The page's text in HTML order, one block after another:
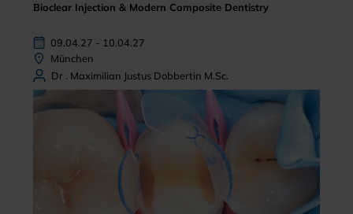
Bioclear Injection & Modern Composite Dentistry
09.04.27 - 10.04.27
München
Dr . Maximilian Justus Dobbertin M.Sc.